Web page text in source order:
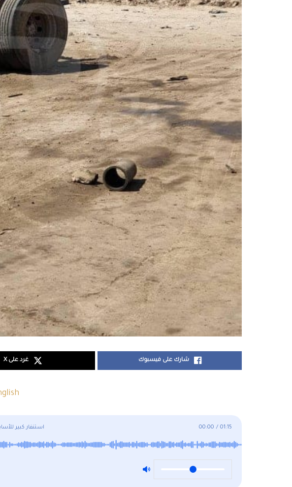
شارك على فيسبوك غرد على X
استنفار كبير 00:00 / 01:15